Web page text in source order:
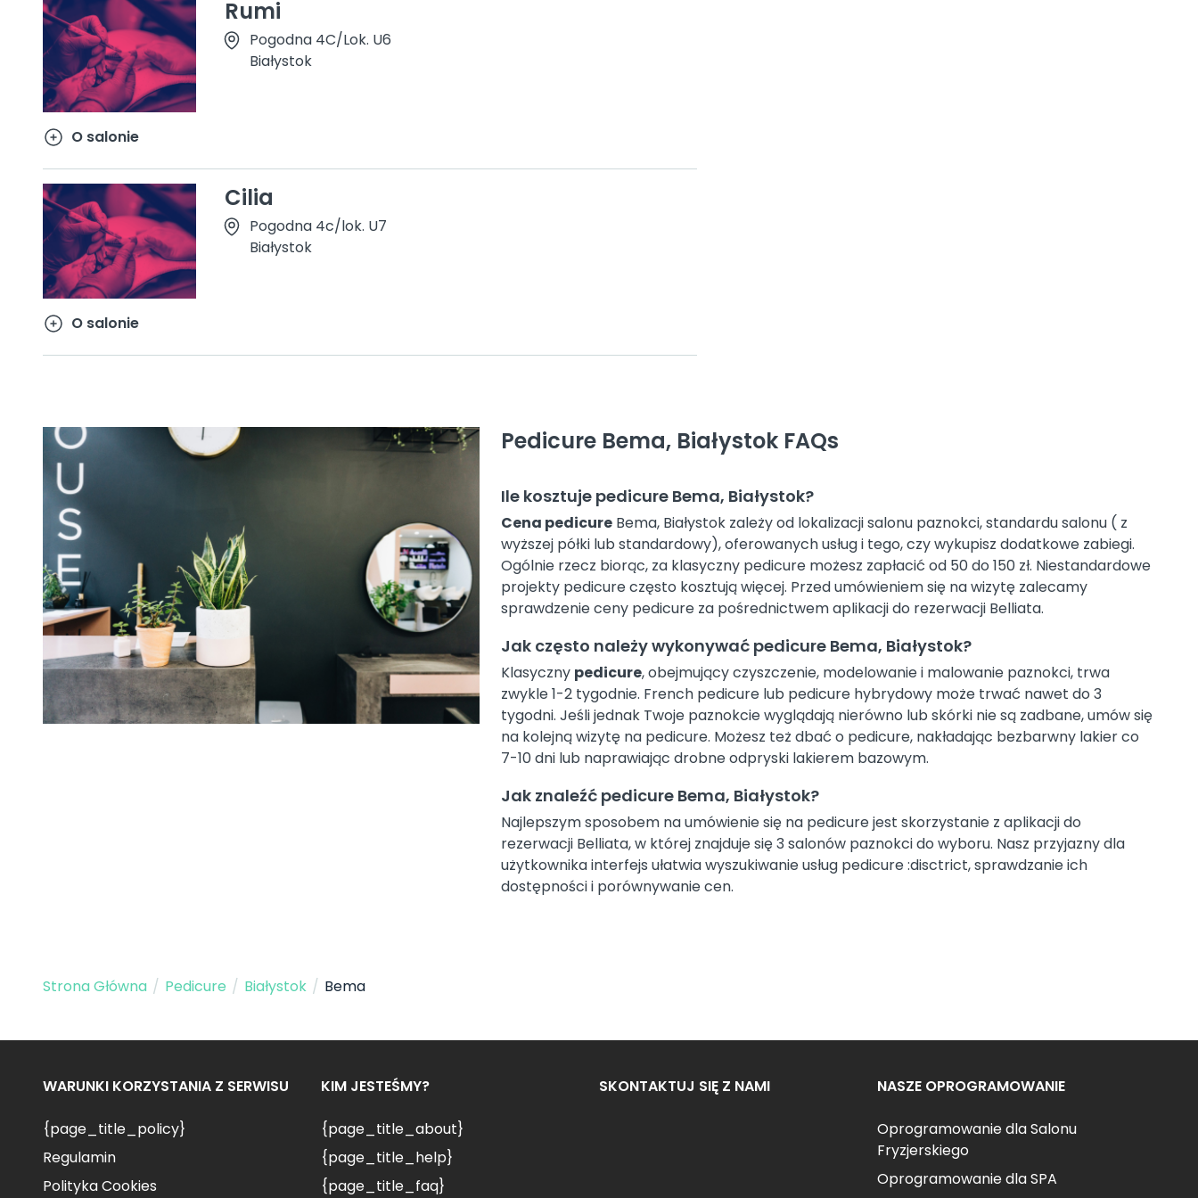
Rumi
Pogodna 4C/Lok. U6
Białystok
O salonie
Cilia
Pogodna 4c/lok. U7
Białystok
O salonie
Pedicure Bema, Białystok FAQs
Ile kosztuje pedicure Bema, Białystok?
Cena pedicureBema, Białystok zależy od lokalizacji salonu paznokci, standardu salonu ( z
wyższej półki lub standardowy), oferowanych usług i tego, czy wykupisz dodatkowe zabiegi.
Ogólnie rzecz biorąc, za klasyczny pedicure możesz zapłacić od 50 do 150 zł. Niestandardowe
projekty pedicure często kosztują więcej. Przed umówieniem się na wizytę zalecamy
sprawdzenie ceny pedicure za pośrednictwem aplikacji do rezerwacji Belliata.
Jak często należy wykonywać pedicure Bema, Białystok?
Klasyczny pedicure, obejmujący czyszczenie, modelowanie i malowanie paznokci, trwa
zwykle 1-2 tygodnie. French pedicure lub pedicure hybrydowy może trwać nawet do 3
tygodni. Jeśli jednak Twoje paznokcie wyglądają nierówno lub skórki nie są zadbane, umów się
na kolejną wizytę na pedicure. Możesz też dbać o pedicure, nakładając bezbarwny lakier co
7-10 dni lub naprawiając drobne odpryski lakierem bazowym.
Jak znaleźć pedicure Bema, Białystok?
Najlepszym sposobem na umówienie się na pedicure jest skorzystanie z aplikacji do
rezerwacji Belliata, w której znajduje się 3 salonów paznokci do wyboru. Nasz przyjazny dla
użytkownika interfejs ułatwia wyszukiwanie usług pedicure :disctrict, sprawdzanie ich
dostępności i porównywanie cen.
Strona Główna / Pedicure / Białystok / Bema
WARUNKI KORZYSTANIA Z SERWISU
{page_title_policy}
Regulamin
Polityka Cookies
KIM JESTEŚMY?
{page_title_about}
{page_title_help}
{page_title_faq}
SKONTAKTUJ SIĘ Z NAMI NASZE OPROGRAMOWANIE
Oprogramowanie dla Salonu
Fryzjerskiego
Oprogramowanie dla SPA